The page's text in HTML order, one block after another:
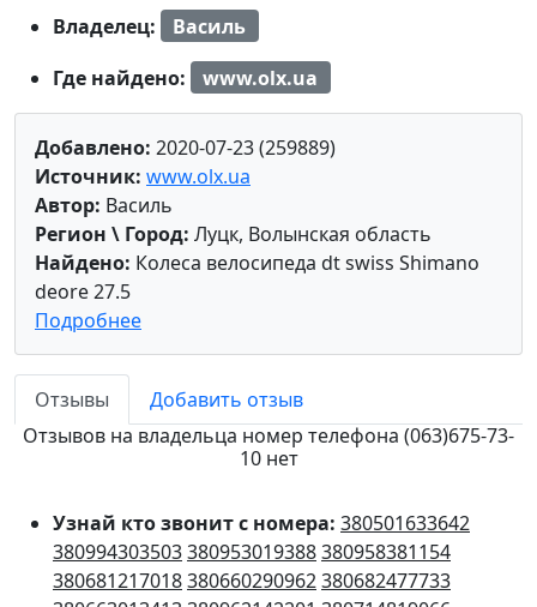
Владелец:
Василь
Где найдено:
www.olx.ua
Добавлено: 2020-07-23 (259889)
Источник: www.olx.ua
Автор: Василь
Регион \ Город: Луцк, Волынская область
Найдено: Колеса велосипеда dt swiss Shimano
deore 27.5
Подробнее
Отзывы
Добавить отзыв
Отзывов на владельца номер телефона (063)675-73-
10 нет
Узнай кто звонит с номера: 380501633642
380994303503380953019388380958381154
380681217018380660290962380682477733